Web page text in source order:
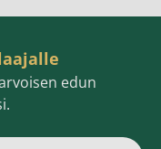
edun